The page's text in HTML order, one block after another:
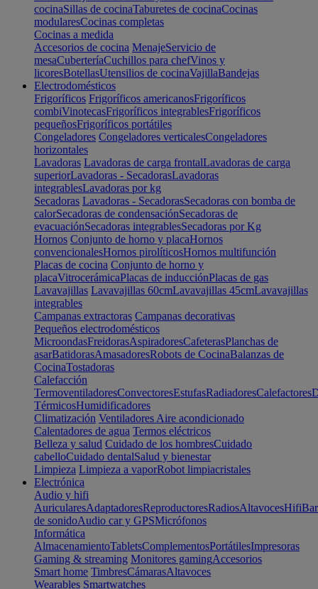
cocinaSillas de cocinaTaburetes de cocinaCocinas
modularesCocinas completas
Cocinas a medida
Accesorios de cocina MenajeServicio de
mesaCuberteríaCuchillos para chefVinos y
licoresBotellasUtensilios de cocinaVajillaBandejas
Electrodomésticos
Frigoríficos Frigoríficos americanosFrigoríficos
combiVinotecasFrigoríficos integrablesFrigoríficos
pequeñosFrigoríficos portátiles
Congeladores Congeladores verticalesCongeladores
horizontales
Lavadoras Lavadoras de carga frontalLavadoras de carga
superiorLavadoras - SecadorasLavadoras
integrablesLavadoras por kg
Secadoras Lavadoras - SecadorasSecadoras con bomba de
calorSecadoras de condensaciónSecadoras de
evacuaciónSecadoras integrablesSecadoras por Kg
Hornos Conjunto de horno y placaHornos
convencionalesHornos pirolíticosHornos multifunción
Placas de cocina Conjunto de horno y
placaVitrocerámicaPlacas de inducciónPlacas de gas
Lavavajillas Lavavajillas 60cmLavavajillas 45cmLavavajillas
integrables
Campanas extractoras Campanas decorativas
Pequeños electrodomésticos
MicroondasFreidorasAspiradoresCafeterasPlanchas de
asarBatidorasAmasadoresRobots de CocinaBalanzas de
CocinaTostadoras
Calefacción
TermoventiladoresConvectoresEstufasRadiadoresCalefactores
TérmicosHumidificadores
Climatización Ventiladores Aire acondicionado
Calentadores de agua Termos eléctricos
Belleza y salud Cuidado de los hombresCuidado
cabelloCuidado dentalSalud y bienestar
Limpieza Limpieza a vaporRobot limpiacristales
Electrónica
Audio y hifi
AuricularesAdaptadoresReproductoresRadiosAltavocesHifi
de sonidoAudio car y GPSMicrófonos
Informática
AlmacenamientoTabletsComplementosPortátilesImpresoras
Gaming & streaming Monitores gamingAccesorios
Smart home TimbresCámarasAltavoces
Wearables Smartwatches